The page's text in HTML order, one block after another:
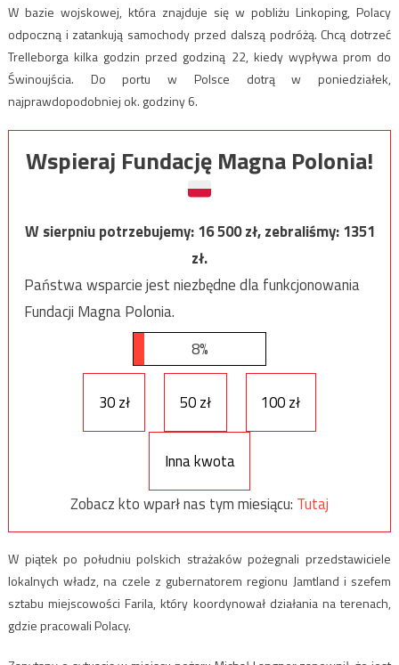
W bazie wojskowej, która znajduje się w pobliżu Linkoping, Polacy
odpoczną i zatankują samochody przed dalszą podróżą. Chcą dotrzeć
Trelleborga kilka godzin przed godziną 22, kiedy wypływa prom do
Świnoujścia. Do portu w Polsce dotrą w poniedziałek,
najprawdopodobniej ok. godziny 6.
Wspieraj Fundację Magna Polonia!
W sierpniu potrzebujemy:16 500zł, zebraliśmy:1351
zł.
Państwa wsparcie jest niezbędne dla funkcjonowania
Fundacji Magna Polonia.
8%
30 zł 50 zł 100 zł
Inna kwota
Zobacz kto wparł nas tym miesiącu: Tutaj
W piątek po południu polskich strażaków pożegnali przedstawiciele
lokalnych władz, na czele z gubernatorem regionu Jamtland i szefem
sztabu miejscowości Farila, który koordynował działania na terenach,
gdzie pracowali Polacy.